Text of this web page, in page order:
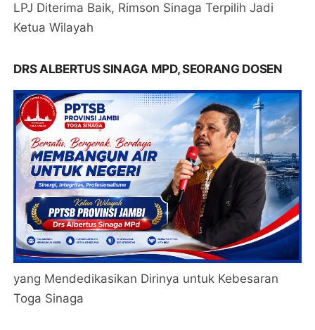
LPJ Diterima Baik, Rimson Sinaga Terpilih Jadi
Ketua Wilayah
DRS ALBERTUS SINAGA MPD, SEORANG DOSEN
yang Mendedikasikan Dirinya untuk Kebesaran
Toga Sinaga